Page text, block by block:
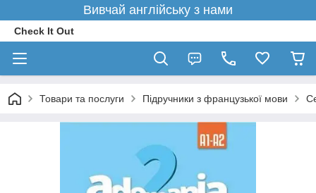
Вивчай англійську з нами
Check It Out
Товари та послуги Підручники з французької мови